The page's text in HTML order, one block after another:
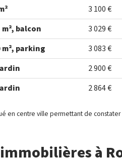
3 100 €
balcon
3 029 €
parking
3 083 €
2 900 €
2 864 €
en centre ville permettant de
à